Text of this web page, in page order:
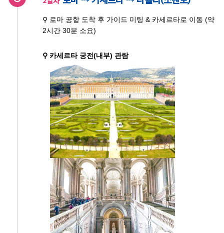
⚲ 로마 공항 도착 후 가이드 미팅 & 카세르타로 이동 (약
2시간 30분 소요)
⚲ 카세르타 궁전(내부) 관람